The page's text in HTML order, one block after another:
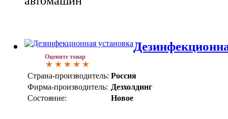
Оцените товар
Страна-производитель: Россия
Фирма-производитель: Дезхолдинг
Состояние:
Новое